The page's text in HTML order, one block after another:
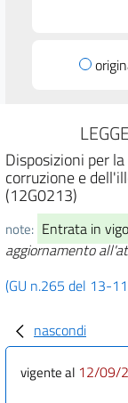
Disposizioni per
corruzione e
(12G0213)
note: Entrata in
aggiornamento
(GU n.265 del 13-
nascondi
vigente al 12/09/